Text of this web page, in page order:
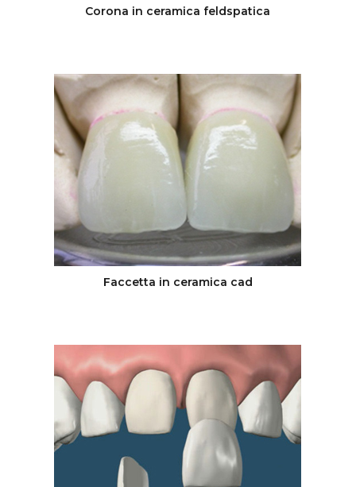
Corona in ceramica feldspatica
Faccetta in ceramica cad